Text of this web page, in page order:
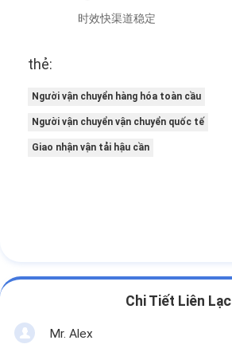
时效快渠道稳定
thẻ:
Người vận chuyển hàng hóa toàn cầu
Người vận chuyển vận chuyển quốc tế
Giao nhận vận tải hậu cần
Chi Tiết Liên Lạc
Mr. Alex